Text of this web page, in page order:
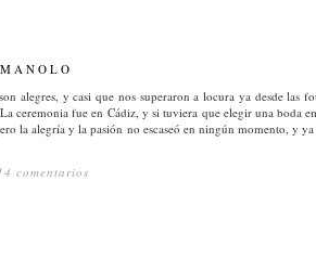
alegres, y casi que nos superaron a locura ya desde las
ceremonia fue en Cádiz, y si tuviera que elegir una boda
la alegría y la pasión no escaseó en ningún momento, y
comentarios
comentarios